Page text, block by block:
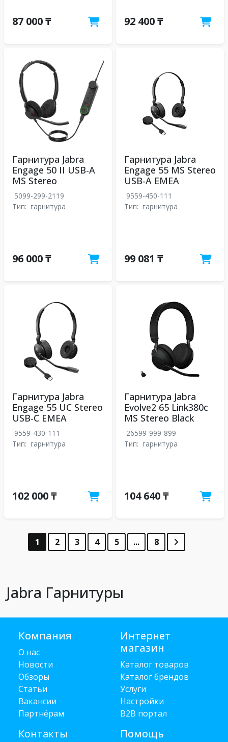
87 000 ₸ 92 400 ₸
Гарнитура Jabra
Engage 50 II USB-A
MS Stereo
5099-299-2119
Тип: гарнитура
96 000 ₸
Гарнитура Jabra
Engage 55 MS Stereo
USB-A EMEA
9559-450-111
Тип: гарнитура
99 081 ₸
Гарнитура Jabra
Engage 55 UC Stereo
USB-C EMEA
9559-430-111
Тип: гарнитура
102 000 ₸
Гарнитура Jabra
Evolve2 65 Link380c
MS Stereo Black
26599-999-899
Тип: гарнитура
104 640 ₸
1 2 3 4 5 ... 8
Jabra Гарнитуры
Компания
О нас
Новости
Обзоры
Статьи
Вакансии
Партнёрам
Контакты
Интернет
магазин
Каталог товаров
Каталог брендов
Услуги
Настройки
B2B портал
Помощь